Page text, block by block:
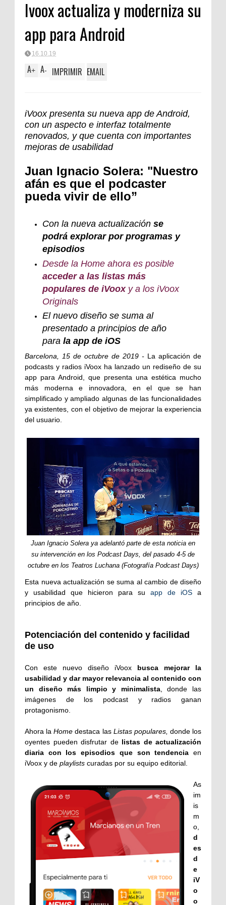
Clásica
Ivoox actualiza y moderniza su
app para Android
16.10.19
A+ A- IMPRIMIR EMAIL
iVoox presenta su nueva app de Android,
con un aspecto e interfaz totalmente
renovados, y que cuenta con importantes
mejoras de usabilidad
Juan Ignacio Solera: "Nuestro
afán es que el podcaster
pueda vivir de ello”
Con la nueva actualización se
podrá explorar por programas y
episodios
Desde la Home ahora es posible
acceder a las listas más
populares de iVooxy a los iVoox
Originals
El nuevo diseño se suma al
presentado a principios de año
para la app de iOS
Barcelona, 15 de octubre de 2019 - La aplicación de
podcasts y radios iVoox ha lanzado un rediseño de su
app para Android, que presenta una estética mucho
más moderna e innovadora, en el que se han
simplificado y ampliado algunas de las funcionalidades
ya existentes, con el objetivo de mejorar la experiencia
del usuario.
Juan Ignacio Solera ya adelantó parte de esta noticia en
su intervención en los Podcast Days, del pasado 4-5 de
octubre en los Teatros Luchana (Fotografía Podcast Days)
Esta nueva actualización se suma al cambio de diseño
y usabilidad que hicieron para su app de iOS a
principios de año.
Potenciación del contenido y facilidad
de uso
Con este nuevo diseño iVoox busca mejorar la
usabilidad y dar mayor relevancia al contenido con
un diseño más limpio y minimalista, donde las
imágenes de los podcast y radios ganan
protagonismo.
Ahora laHomedestaca las Listas populares, donde los
oyentes pueden disfrutar de listas de actualización
diaria con los episodios que son tendencia en
iVoox y de playlists curadas por su equipo editorial.
As
im
is
m
o,
d
es
d
e
iV
o
o